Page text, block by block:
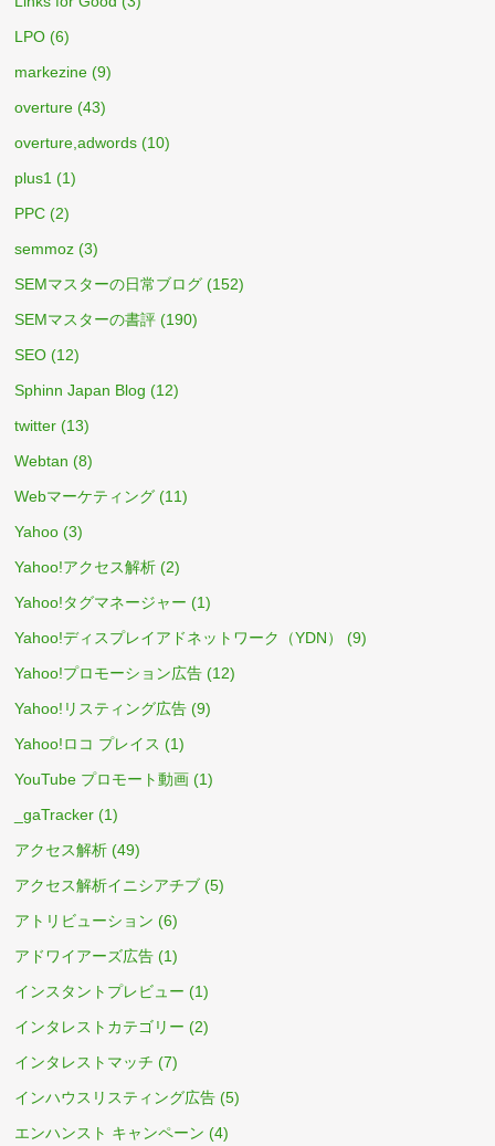
LPO (6)
markezine (9)
overture (43)
overture,adwords (10)
plus1 (1)
PPC (2)
semmoz (3)
SEMマスターの日常ブログ (152)
SEMマスターの書評 (190)
SEO (12)
Sphinn Japan Blog (12)
twitter (13)
Webtan (8)
Webマーケティング (11)
Yahoo (3)
Yahoo!アクセス解析 (2)
Yahoo!タグマネージャー (1)
Yahoo!ディスプレイアドネットワーク（YDN）
(9)
Yahoo!プロモーション広告 (12)
Yahoo!リスティング広告 (9)
Yahoo!ロコ プレイス (1)
YouTube プロモート動画 (1)
_gaTracker (1)
アクセス解析 (49)
アクセス解析イニシアチブ (5)
アトリビューション (6)
アドワイアーズ広告 (1)
インスタントプレビュー (1)
インタレストカテゴリー (2)
インタレストマッチ (7)
インハウスリスティング広告 (5)
エンハンスト キャンペーン (4)